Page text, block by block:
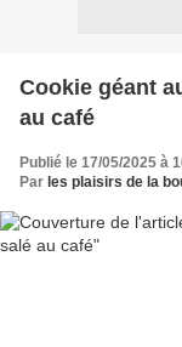
Cookie géant
au café
Publié le 17/05/2025 à
Par les plaisirs de la